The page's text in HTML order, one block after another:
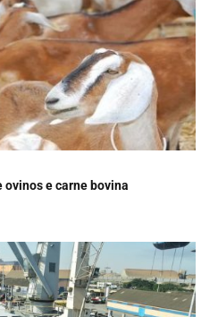
e carne bovina